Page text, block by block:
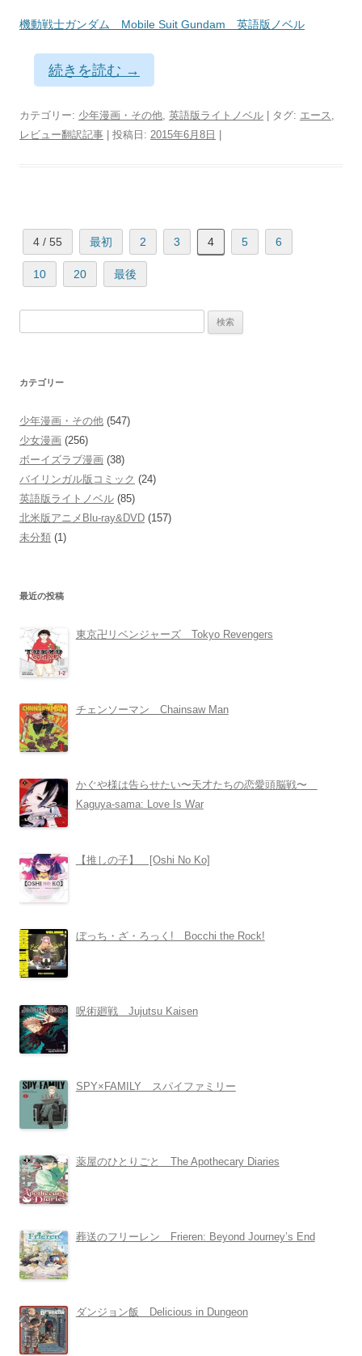
機動戦士ガンダム Mobile Suit Gundam 英語版ノベル
続きを読む →
カテゴリー: 少年漫画・その他, 英語版ライトノベル | タグ: エース ,
レビュー翻訳記事 | 投稿日: 2015年6月8日
4 / 55 最初 2 3 4 5 6
10 20 最後
カテゴリー
少年漫画・その他 (547)
少女漫画 (256)
ボーイズラブ漫画 (38)
バイリンガル版コミック (24)
英語版ライトノベル (85)
北米版アニメBlu-ray&DVD (157)
未分類 (1)
最近の投稿
東京卍リベンジャーズ Tokyo Revengers
チェンソーマン Chainsaw Man
かぐや様は告らせたい〜天才たちの恋愛頭脳戦〜
Kaguya-sama: Love Is War
【推しの子】 [Oshi No Ko]
ぼっち・ざ・ろっく! Bocchi the Rock!
呪術廻戦 Jujutsu Kaisen
SPY×FAMILY スパイファミリー
薬屋のひとりごと The Apothecary Diaries
葬送のフリーレン Frieren: Beyond Journey’s End
ダンジョン飯 Delicious in Dungeon